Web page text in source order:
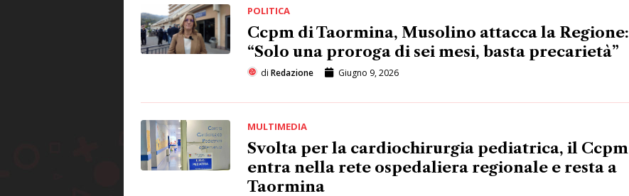
POLITICA
Ccpm di Taormina, Musolino attacca la Regione:
“Solo una proroga di sei mesi, basta precarietà”
di Redazione Giugno 9, 2026
MULTIMEDIA
Svolta per la cardiochirurgia pediatrica, il Ccpm
entra nella rete ospedaliera regionale e resta a
Taormina